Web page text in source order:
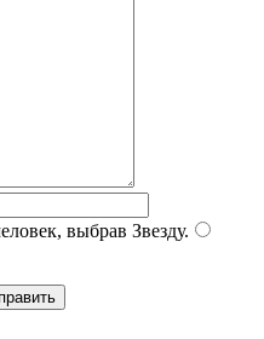
выбрав Звезду.